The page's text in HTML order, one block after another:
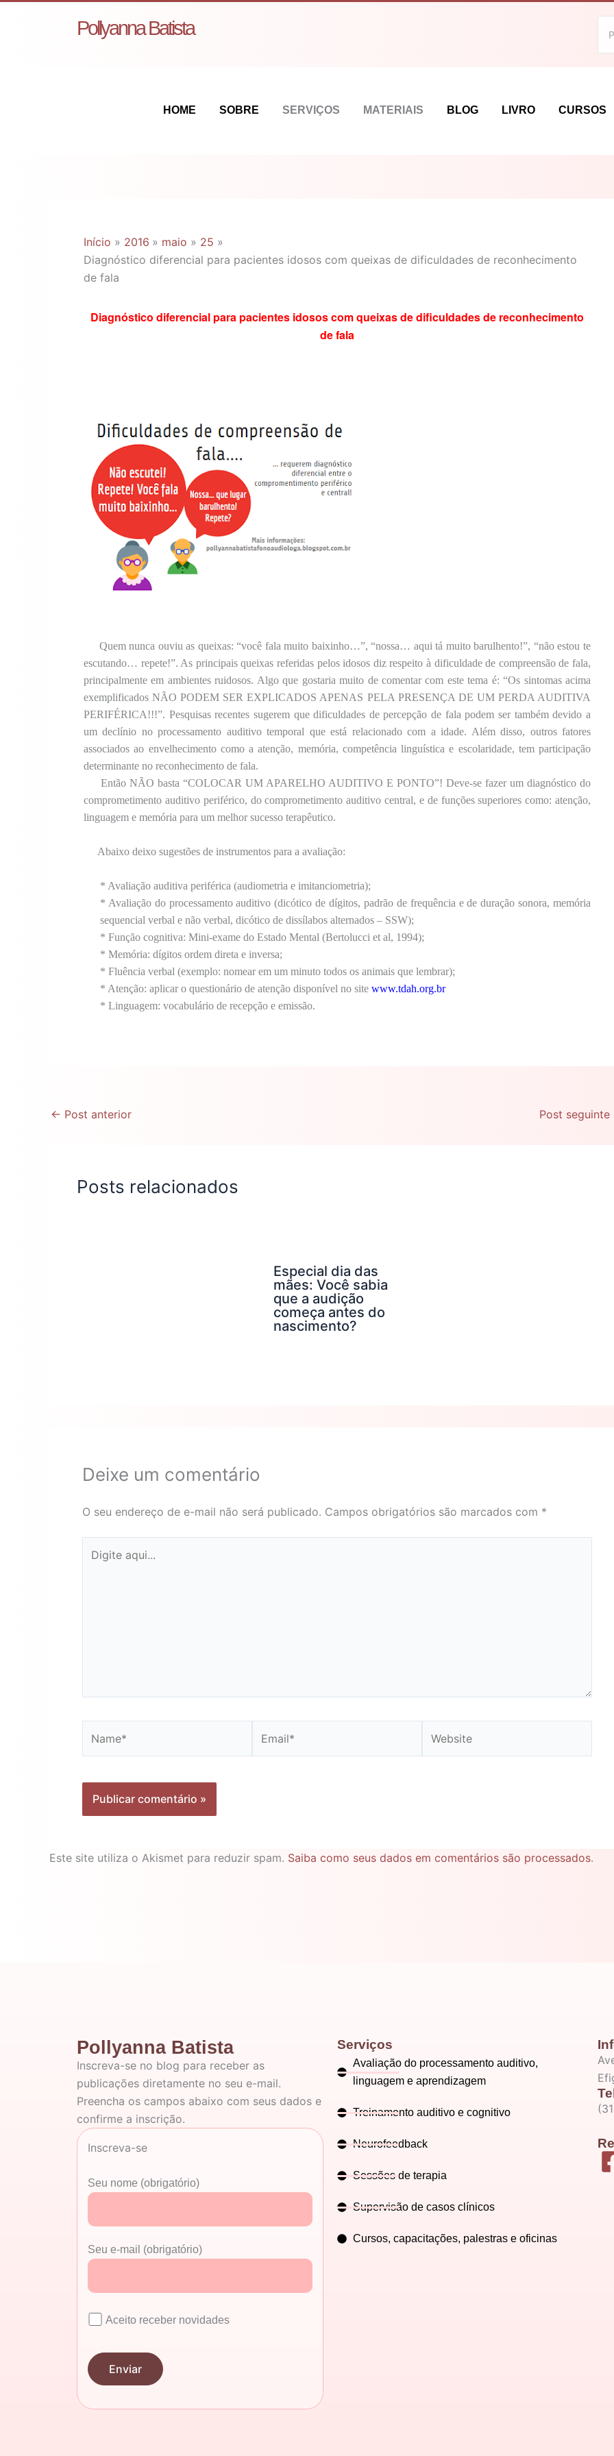
Pollyanna Batista
HOME SOBRE SERVIÇOS MATERIAIS BLOG LIVRO CURSOS
Início 2016 maio
25
Diagnóstico diferencial para pacientes idosos com queixas de dificuldades de reconhecimento
de fala
Diagnóstico diferencial para pacientes idosos com queixas de dificuldades de reconhecimento
de fala
Quem nunca ouviu as queixas: “você fala muito baixinho…”, “nossa… aqui tá muito barulhento!”, “não estou te
escutando… repete!”. As principais queixas referidas pelos idosos diz respeito à dificuldade de compreensão de fala,
principalmente em ambientes ruidosos. Algo que gostaria muito de comentar com este tema é: “Os sintomas acima
exemplificados NÃO PODEM SER EXPLICADOS APENAS PELA PRESENÇA DE UM PERDA AUDITIVA
PERIFÉRICA!!!”. Pesquisas recentes sugerem que dificuldades de percepção de fala podem ser também devido a
um declínio no processamento auditivo temporal que está relacionado com a idade. Além disso, outros fatores
associados ao envelhecimento como a atenção, memória, competência linguística e escolaridade, tem participação
determinante no reconhecimento de fala.
Então NÃO basta “COLOCAR UM APARELHO AUDITIVO E PONTO”! Deve-se fazer um diagnóstico do
comprometimento auditivo periférico, do comprometimento auditivo central, e de funções superiores como: atenção,
linguagem e memória para um melhor sucesso terapêutico.
Abaixo deixo sugestões de instrumentos para a avaliação:
* Avaliação auditiva periférica (audiometria e imitanciometria);
* Avaliação do processamento auditivo (dicótico de dígitos, padrão de frequência e de duração sonora, memória
sequencial verbal e não verbal, dicótico de dissílabos alternados – SSW);
* Função cognitiva: Mini-exame do Estado Mental (Bertolucci et al, 1994);
* Memória: dígitos ordem direta e inversa;
* Fluência verbal (exemplo: nomear em um minuto todos os animais que lembrar);
* Atenção: aplicar o questionário de atenção disponível no site www.tdah.org.br
* Linguagem: vocabulário de recepção e emissão.
← Post anterior Post seguinte
Posts relacionados
Especial dia das
mães: Você sabia
que a audição
começa antes do
nascimento?
Deixe um comentário
O seu endereço de e-mail não será publicado. Campos obrigatórios são marcados com *
aqui...
Este site utiliza o Akismet para reduzir spam. Saiba como seus dados em comentários são processados.
Pollyanna Batista
Inscreva-se no blog para receber as
publicações diretamente no seu e-mail.
Preencha os campos abaixo com seus dados e
confirme a inscrição.
Inscreva-se
Seu nome (obrigatório)
Seu e-mail (obrigatório)
Aceito receber novidades
Serviços
Avaliação do processamento auditivo,
linguagem e aprendizagem
Treinamento auditivo e cognitivo
Neurofeedback
Sessões de terapia
Supervisão de casos clínicos
Cursos, capacitações, palestras e oficinas